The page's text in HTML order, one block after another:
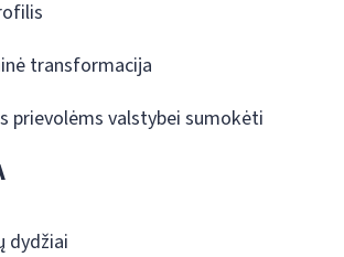
transformacija
prievolėms valstybei sumokėti
dydžiai